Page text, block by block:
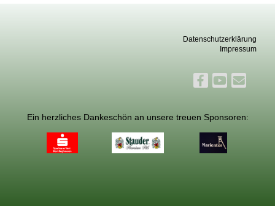
Datenschutzerklärung
Impressum
Ein herzliches Dankeschön an unsere treuen Sponsoren: